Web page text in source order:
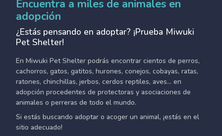
Encuentra a miles de animales en
adopción
¿Estás pensando en adoptar? ¡Prueba Miwuki
Pet Shelter!
En Miwuki Pet Shelter podrás encontrar cientos de perros,
cachorros, gatos, gatitos, hurones, conejos, cobayas, ratas,
ratones, chinchillas, jerbos, cerdos reptiles, aves... en
adopción procedentes de protectoras y asociaciones de
animales o perreras de todo el mundo.
Si estás buscando adoptar o acoger un animal, ¡estás en el
sitio adecuado!